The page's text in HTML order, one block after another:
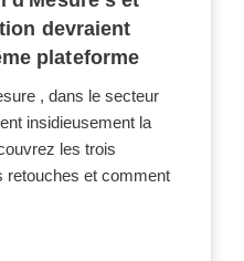
devraient
plateforme
, dans le secteur
insidieusement la
les trois
retouches et comment